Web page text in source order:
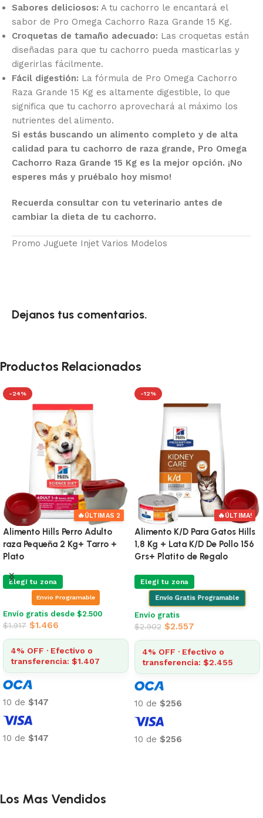
Sabores deliciosos: A tu cachorro le encantará el
sabor de Pro Omega Cachorro Raza Grande 15 Kg.
Croquetas de tamaño adecuado: Las croquetas están
diseñadas para que tu cachorro pueda masticarlas y
digerirlas fácilmente.
Fácil digestión: La fórmula de Pro Omega Cachorro
Raza Grande 15 Kg es altamente digestible, lo que
significa que tu cachorro aprovechará al máximo los
nutrientes del alimento.
Si estás buscando un alimento completo y de alta
calidad para tu cachorro de raza grande, Pro Omega
Cachorro Raza Grande 15 Kg es la mejor opción. ¡No
esperes más y pruébalo hoy mismo!
Recuerda consultar con tu veterinario antes de
cambiar la dieta de tu cachorro.
Promo Juguete Injet Varios Modelos
Dejanos tus comentarios.
Productos Relacionados
🔥ÚLTIMAS 2
-24%
Alimento Hills Perro Adulto
raza Pequeña 2 Kg+ Tarro +
Plato
Elegí tu zona
Envio Programable
Envío gratis desde $2.500
$1.917 $1.466
4% OFF · Efectivo o
transferencia: $1.407
10 de $147
10 de $147
🔥ÚLTIMA!
-12%
Alimento K/D Para Gatos Hills
1,8 Kg + Lata K/D De Pollo 156
Grs+ Platito de Regalo
Elegí tu zona
Envío Gratis Programable
Envío gratis
$2.902 $2.557
4% OFF · Efectivo o
transferencia: $2.455
10 de $256
10 de $256
Los Mas Vendidos